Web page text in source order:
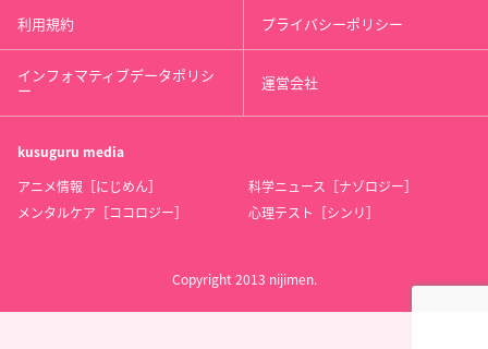
利用規約 プライバシーポリシー
インフォマティブデータポリシ
ー 運営会社
kusuguru media
アニメ情報［にじめん］
科学ニュース［ナゾロジー］
メンタルケア［ココロジー］
心理テスト［シンリ］
Copyright 2013 nijimen.